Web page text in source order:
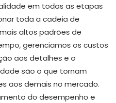
em todas as etapas
toda a cadeia de
altos padrões de
gerenciamos os custos
aos detalhes e o
são o que tornam
aos demais no mercado.